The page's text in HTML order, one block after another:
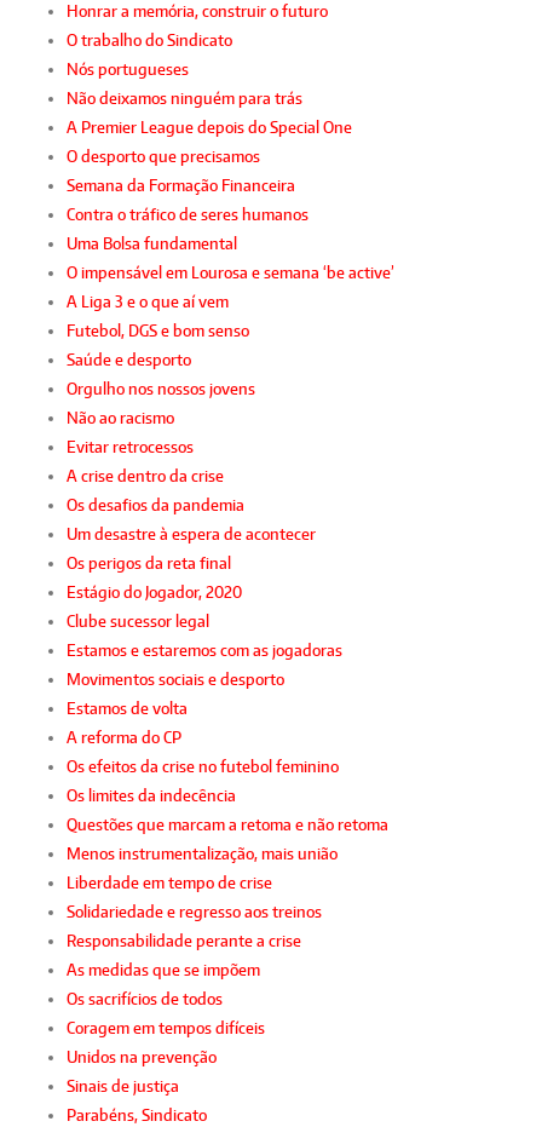
Honrar a memória, construir o futuro
O trabalho do Sindicato
Nós portugueses
Não deixamos ninguém para trás
A Premier League depois do Special One
O desporto que precisamos
Semana da Formação Financeira
Contra o tráfico de seres humanos
Uma Bolsa fundamental
O impensável em Lourosa e semana ‘be active’
A Liga 3 e o que aí vem
Futebol, DGS e bom senso
Saúde e desporto
Orgulho nos nossos jovens
Não ao racismo
Evitar retrocessos
A crise dentro da crise
Os desafios da pandemia
Um desastre à espera de acontecer
Os perigos da reta final
Estágio do Jogador, 2020
Clube sucessor legal
Estamos e estaremos com as jogadoras
Movimentos sociais e desporto
Estamos de volta
A reforma do CP
Os efeitos da crise no futebol feminino
Os limites da indecência
Questões que marcam a retoma e não retoma
Menos instrumentalização, mais união
Liberdade em tempo de crise
Solidariedade e regresso aos treinos
Responsabilidade perante a crise
As medidas que se impõem
Os sacrifícios de todos
Coragem em tempos difíceis
Unidos na prevenção
Sinais de justiça
Parabéns, Sindicato